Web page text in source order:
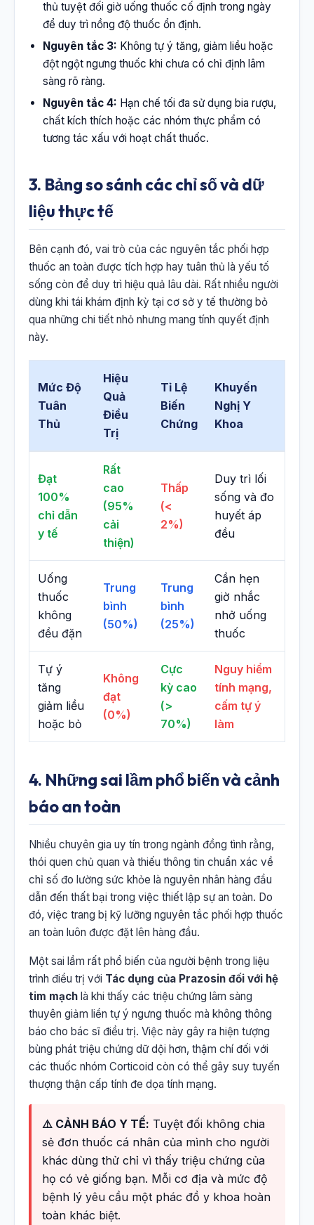
thủ tuyệt đối giờ uống thuốc cố định trong ngày
để duy trì nồng độ thuốc ổn định.
Nguyên tắc 3: Không tự ý tăng, giảm liều hoặc
đột ngột ngưng thuốc khi chưa có chỉ định lâm
sàng rõ ràng.
Nguyên tắc 4: Hạn chế tối đa sử dụng bia rượu,
chất kích thích hoặc các nhóm thực phẩm có
tương tác xấu với hoạt chất thuốc.
3. Bảng so sánh các chỉ số và dữ
liệu thực tế
Bên cạnh đó, vai trò của các nguyên tắc phối hợp
thuốc an toàn được tích hợp hay tuân thủ là yếu tố
sống còn để duy trì hiệu quả lâu dài. Rất nhiều người
dùng khi tái khám định kỳ tại cơ sở y tế thường bỏ
qua những chi tiết nhỏ nhưng mang tính quyết định
này.
Mức Độ
Tuân
Thủ
Hiệu
Quả
Điều
Trị
Tỉ Lệ
Biến
Chứng
Khuyến
Nghị Y
Khoa
Đạt
100%
chỉ dẫn
y tế
Rất
cao
(95%
cải
thiện)
Thấp
(<
2%)
Duy trì lối
sống và đo
huyết áp
đều
Uống
thuốc
không
đều đặn
Trung
bình
(50%)
Trung
bình
(25%)
Cần hẹn
giờ nhắc
nhở uống
thuốc
Tự ý
tăng
giảm liều
hoặc bỏ
Không
đạt
(0%)
Cực
kỳ cao
(>
70%)
Nguy hiểm
tính mạng,
cấm tự ý
làm
4. Những sai lầm phổ biến và cảnh
báo an toàn
Nhiều chuyên gia uy tín trong ngành đồng tình rằng,
thói quen chủ quan và thiếu thông tin chuẩn xác về
chỉ số đo lường sức khỏe là nguyên nhân hàng đầu
dẫn đến thất bại trong việc thiết lập sự an toàn. Do
đó, việc trang bị kỹ lưỡng nguyên tắc phối hợp thuốc
an toàn luôn được đặt lên hàng đầu.
Một sai lầm rất phổ biến của người bệnh trong liệu
trình điều trị với Tác dụng của Prazosin đối với hệ
tim mạch là khi thấy các triệu chứng lâm sàng
thuyên giảm liền tự ý ngưng thuốc mà không thông
báo cho bác sĩ điều trị. Việc này gây ra hiện tượng
bùng phát triệu chứng dữ dội hơn, thậm chí đối với
các thuốc nhóm Corticoid còn có thể gây suy tuyến
thượng thận cấp tính đe dọa tính mạng.
⚠️ CẢNH BÁO Y TẾ: Tuyệt đối không chia
sẻ đơn thuốc cá nhân của mình cho người
khác dùng thử chỉ vì thấy triệu chứng của
họ có vẻ giống bạn. Mỗi cơ địa và mức độ
bệnh lý yêu cầu một phác đồ y khoa hoàn
toàn khác biệt.